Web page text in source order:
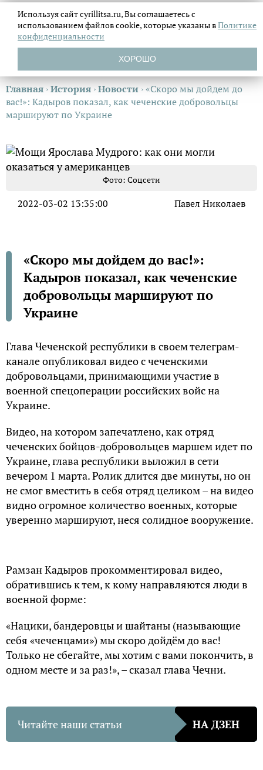
Главная ›История ›Новости ›«Скоро мы дойдем до
вас!»: Кадыров показал, как чеченские добровольцы
маршируют по Украине
Фото: Соцсети
2022-03-02 13:35:00 Павел Николаев
«Скоро мы дойдем до вас!»:
Кадыров показал, как чеченские
добровольцы маршируют по
Украине
Глава Чеченской республики в своем телеграм-
канале опубликовал видео с чеченскими
добровольцами, принимающими участие в
военной спецоперации российских войс на
Украине.
Видео, на котором запечатлено, как отряд
чеченских бойцов-добровольцев маршем идет по
Украине, глава республики выложил в сети
вечером 1 марта. Ролик длится две минуты, но он
не смог вместить в себя отряд целиком – на видео
видно огромное количество военных, которые
уверенно маршируют, неся солидное вооружение.
Рамзан Кадыров прокомментировал видео,
обратившись к тем, к кому направляются люди в
военной форме:
«Нацики, бандеровцы и шайтаны (называющие
себя «чеченцами») мы скоро дойдём до вас!
Только не сбегайте, мы хотим с вами покончить, в
одном месте и за раз!», – сказал глава Чечни.
Читайте наши статьи НА ДЗЕН
Используя сайт cyrillitsa.ru, Вы соглашаетесь с
использованием файловcookie, которые указаны вПолитике
конфиденциальности
ХОРОШО